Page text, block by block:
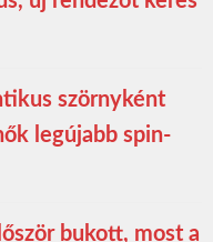
szörnyként
legújabb spin-
bukott, most a